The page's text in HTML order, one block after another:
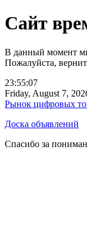
Сайт
В данный момент
Пожалуйста,
23:55:07
Friday, August 7,
Рынок цифровых
Доска объявлений
Спасибо за